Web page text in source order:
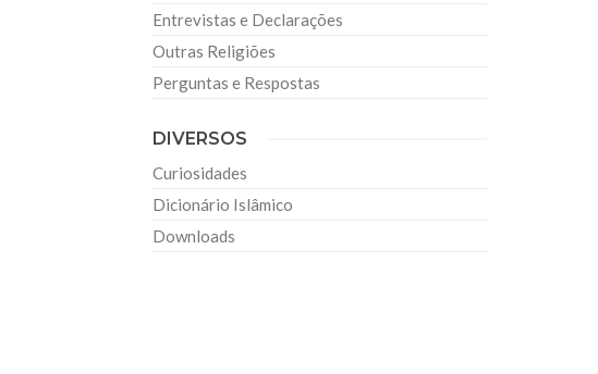
Entrevistas e Declarações
Outras Religiões
Perguntas e Respostas
DIVERSOS
Curiosidades
Dicionário Islâmico
Downloads